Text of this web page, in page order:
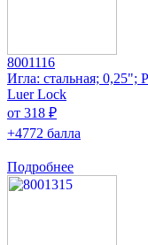
8001116
Игла: стальная; 0,25";
Luer Lock
от 318 ₽
+4772 балла
Подробнее